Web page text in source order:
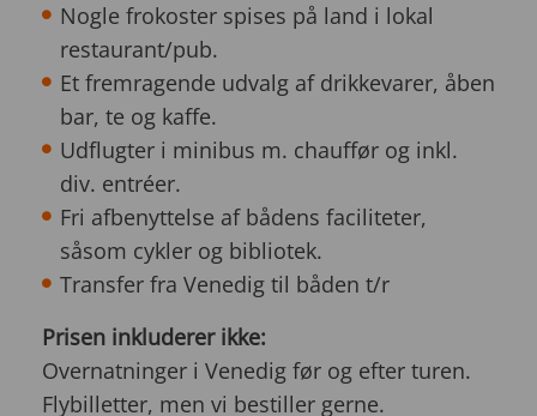
Nogle frokoster spises på land i lokal
restaurant/pub.
Et fremragende udvalg af drikkevarer, åben
bar, te og kaffe.
Udflugter i minibus m. chauffør og inkl.
div. entréer.
Fri afbenyttelse af bådens faciliteter,
såsom cykler og bibliotek.
Transfer fra Venedig til båden t/r
Prisen inkluderer ikke:
Overnatninger i Venedig før og efter turen.
Flybilletter, men vi bestiller gerne.